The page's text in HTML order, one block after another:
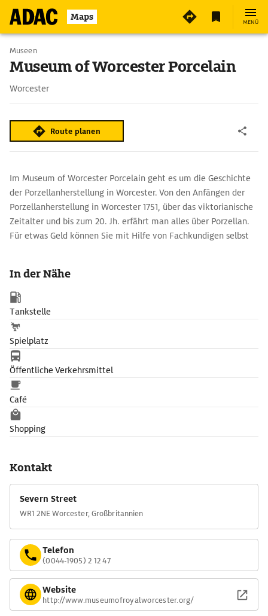
Maps MENÜ
Museen
Museum of Worcester Porcelain
Worcester
Route planen
Im Museum of Worcester Porcelain geht es um die Geschichte
der Porzellanherstellung in Worcester. Von den Anfängen der
Porzellanherstellung in Worcester 1751, über das viktorianische
Zeitalter und bis zum 20. Jh. erfährt man alles über Porzellan.
Für etwas Geld können Sie mit Hilfe von Fachkundigen selbst
In der Nähe
Tankstelle
Spielplatz
Öffentliche Verkehrsmittel
Café
Shopping
Kontakt
Severn Street
WR1 2NE Worcester, Großbritannien
Telefon
(0044-1905) 2 12 47
Website
http://www.museumofroyalworcester.org/